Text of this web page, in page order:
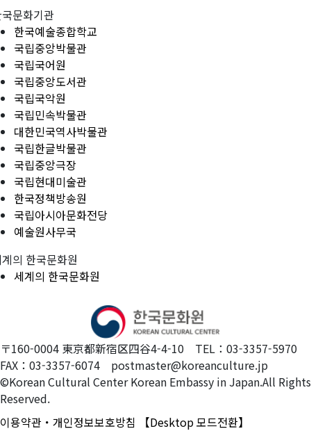
문화기관
한국예술종합학교
국립중앙박물관
국립국어원
국립중앙도서관
국립국악원
국립민속박물관
대한민국역사박물관
국립한글박물관
국립중앙극장
국립현대미술관
한국정책방송원
국립아시아문화전당
예술원사무국
의 한국문화원
세계의 한국문화원
〒160-0004 東京都新宿区四谷4-4-10 TEL：03-3357-5970
FAX：03-3357-6074 postmaster@koreanculture.jp
©Korean Cultural Center Korean Embassy in Japan.All Rights
Reserved.
이용약관・개인정보보호방침
【Desktop 모드전환】